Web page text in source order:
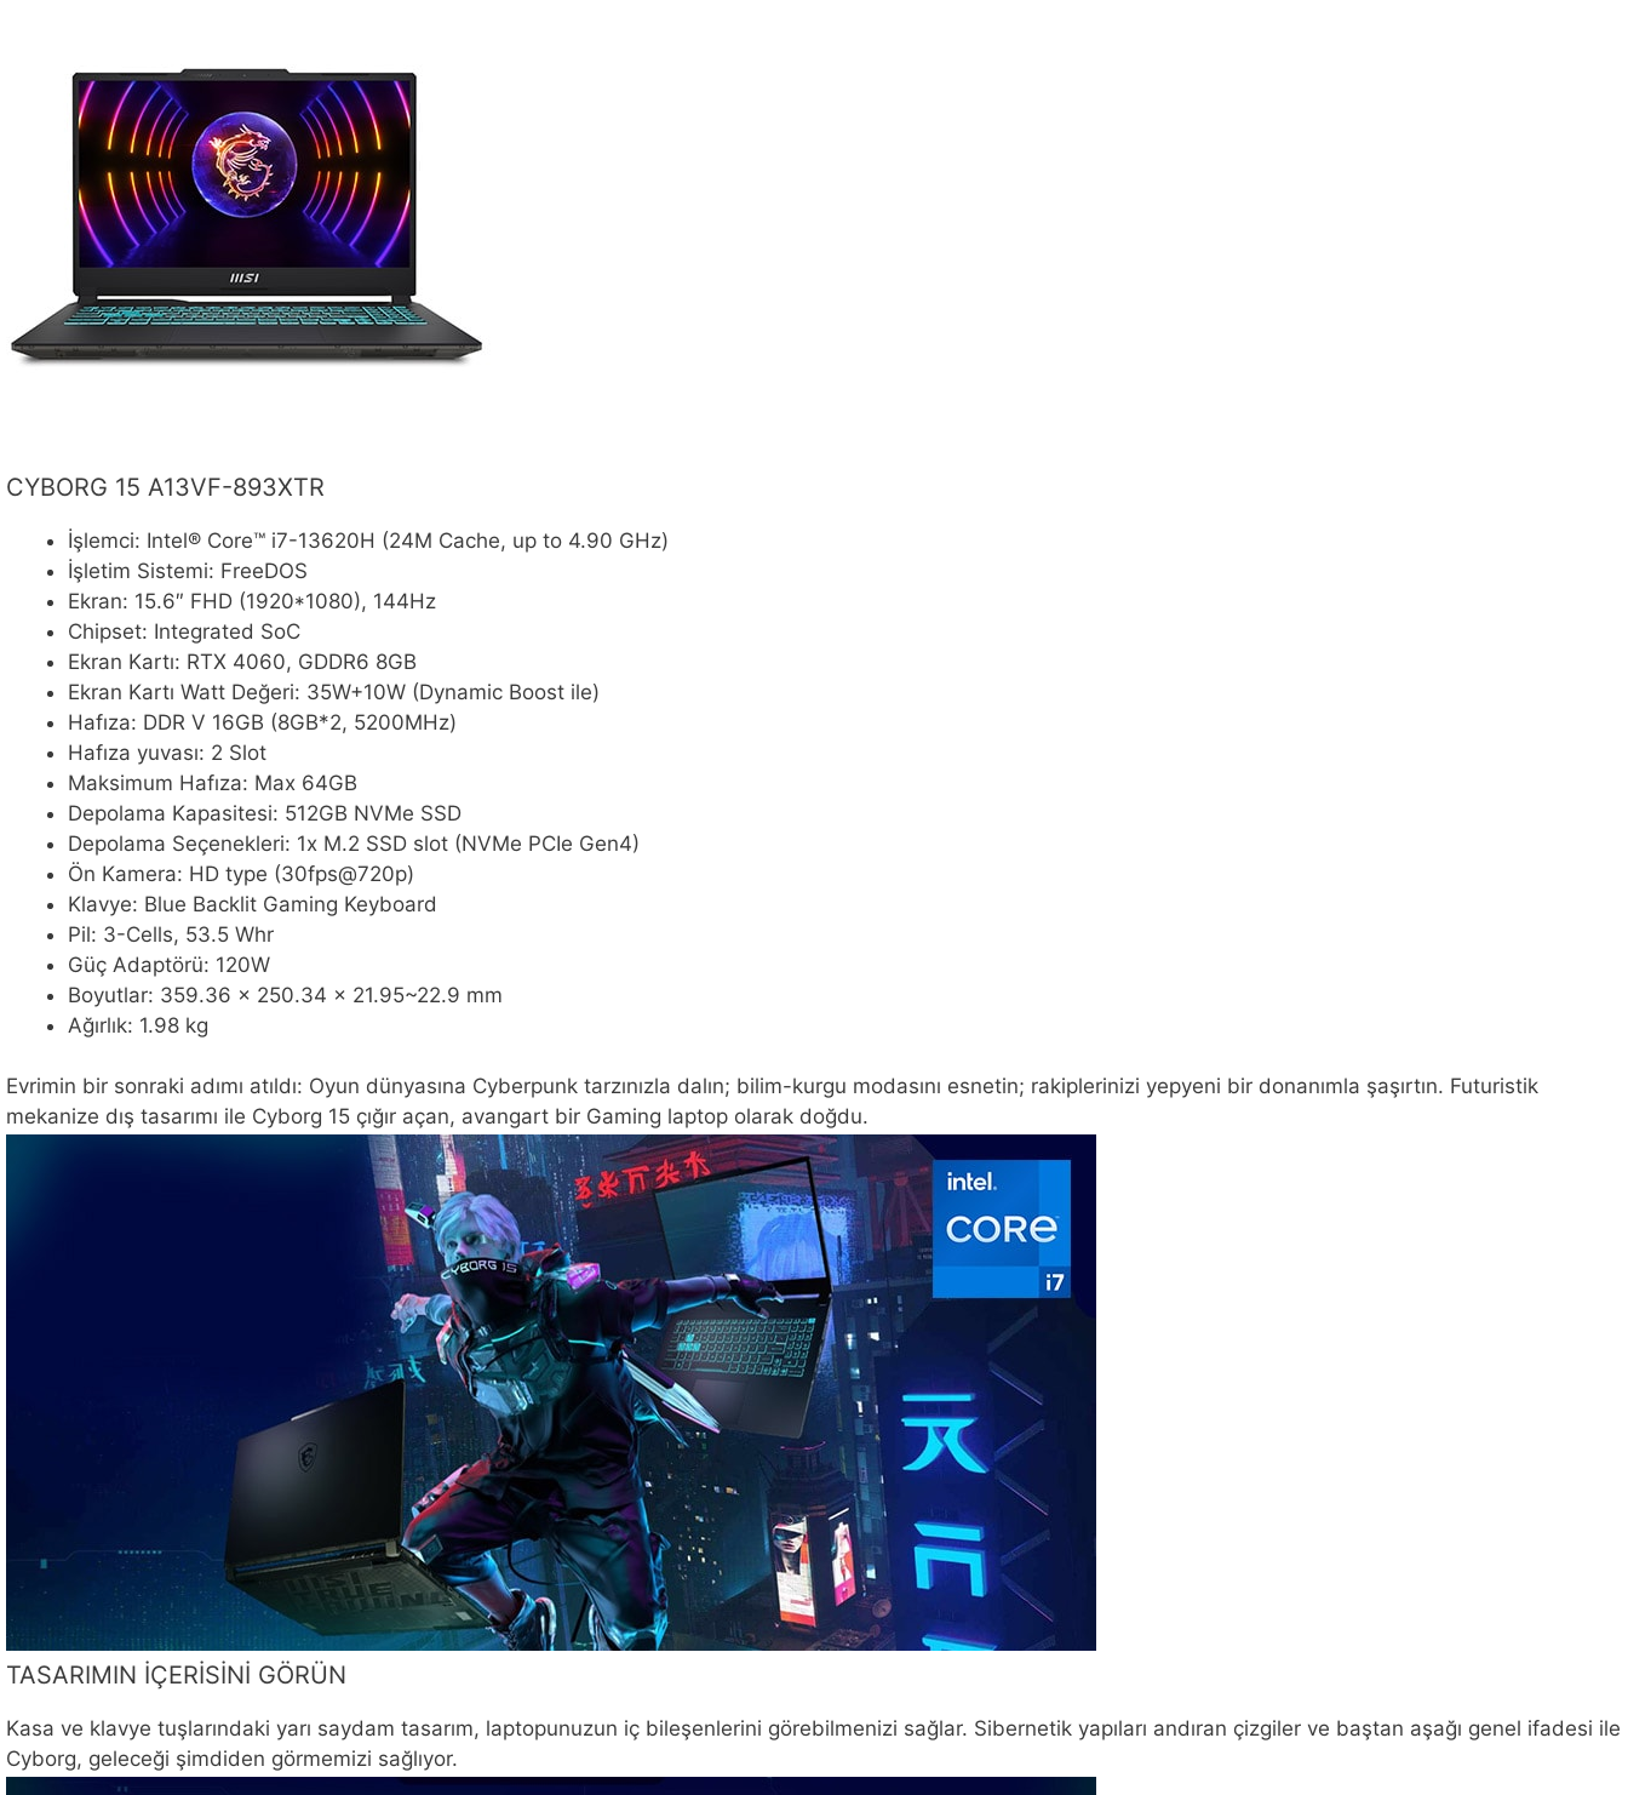
CYBORG 15 A13VF-893XTR
İşlemci: Intel® Core™ i7-13620H (24M Cache, up to 4.90 GHz)
İşletim Sistemi: FreeDOS
Ekran: 15.6″ FHD (1920*1080), 144Hz
Chipset: Integrated SoC
Ekran Kartı: RTX 4060, GDDR6 8GB
Ekran Kartı Watt Değeri: 35W+10W (Dynamic Boost ile)
Hafıza: DDR V 16GB (8GB*2, 5200MHz)
Hafıza yuvası: 2 Slot
Maksimum Hafıza: Max 64GB
Depolama Kapasitesi: 512GB NVMe SSD
Depolama Seçenekleri: 1x M.2 SSD slot (NVMe PCIe Gen4)
Ön Kamera: HD type (30fps@720p)
Klavye: Blue Backlit Gaming Keyboard
Pil: 3-Cells, 53.5 Whr
Güç Adaptörü: 120W
Boyutlar: 359.36 x 250.34 x 21.95~22.9 mm
Ağırlık: 1.98 kg
Evrimin bir sonraki adımı atıldı: Oyun dünyasına Cyberpunk tarzınızla dalın; bilim-kurgu modasını esnetin; rakiplerinizi yepyeni bir donanımla şaşırtın. Futuristik
mekanize dış tasarımı ile Cyborg 15 çığır açan, avangart bir Gaming laptop olarak doğdu.
TASARIMIN İÇERİSİNİ GÖRÜN
Kasa ve klavye tuşlarındaki yarı saydam tasarım, laptopunuzun iç bileşenlerini görebilmenizi sağlar. Sibernetik yapıları andıran çizgiler ve baştan aşağı genel ifadesi ile
Cyborg, geleceği şimdiden görmemizi sağlıyor.